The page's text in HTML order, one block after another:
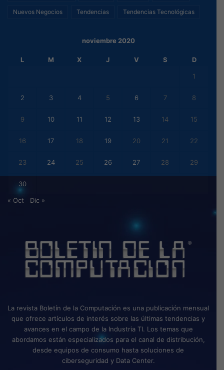
Nuevos Negocios Tendencias Tendencias Tecnológicas
noviembre 2020
L M X J V S D
1
2 3 4 5 6 7 8
9 10 11 12 13 14 15
16 17 18 19 20 21 22
23 24 25 26 27 28 29
30
« Oct Dic »
La revista Boletín de la Computación es una publicación mensual
que ofrece artículos de interés sobre las últimas tendencias y
avances en el campo de la Industria TI. Los temas que
abordamos están especializados para el canal de distribución,
desde equipos de consumo hasta soluciones de
ciberseguridad y Data Center.